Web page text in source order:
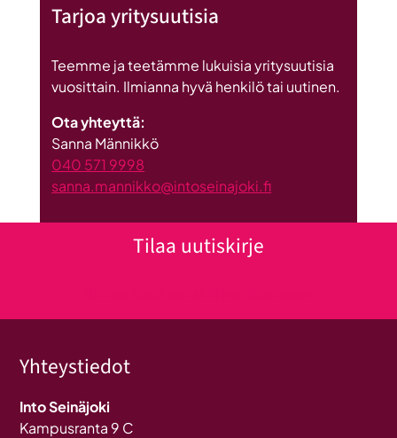
Tarjoa yritysuutisia
Teemme ja teetämme lukuisia yritysuutisia
vuosittain. Ilmianna hyvä henkilö tai uutinen.
Ota yhteyttä:
Sanna Männikkö
040 571 9998
sanna.mannikko@intoseinajoki.fi
Tilaa uutiskirje
Yhteystiedot
Into Seinäjoki
Kampusranta 9 C